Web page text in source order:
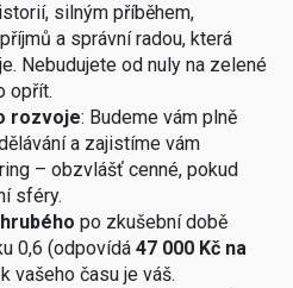
silným příběhem,
a správní radou, která
Nebudujete od nuly na zelené
opřít.
rozvoje: Budeme vám plně
a zajistíme vám
– obzvlášť cenné, pokud
sféry.
po zkušební době
0,6 (odpovídá 47 000 Kč na
vašeho času je váš.